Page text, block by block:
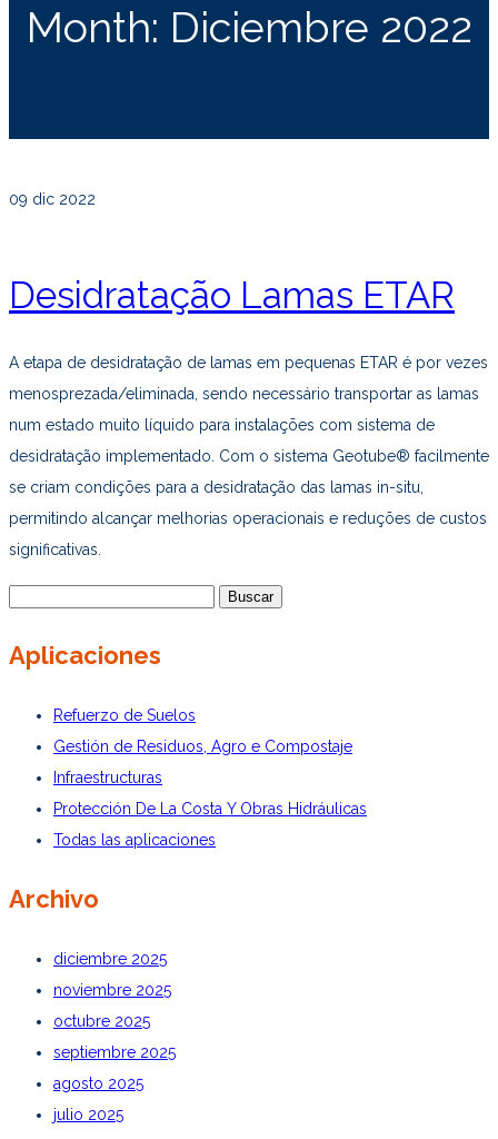
Month: Diciembre 2022
09 dic 2022
Desidratação Lamas ETAR
A etapa de desidratação de lamas em pequenas ETAR é por vezes
menosprezada/eliminada, sendo necessário transportar as lamas
num estado muito líquido para instalações com sistema de
desidratação implementado. Com o sistema Geotube® facilmente
se criam condições para a desidratação das lamas in-situ,
permitindo alcançar melhorias operacionais e reduções de custos
significativas.
Aplicaciones
Refuerzo de Suelos
Gestión de Residuos, Agro e Compostaje
Infraestructuras
Protección De La Costa Y Obras Hidráulicas
Todas las aplicaciones
Archivo
diciembre 2025
noviembre 2025
octubre 2025
septiembre 2025
agosto 2025
julio 2025